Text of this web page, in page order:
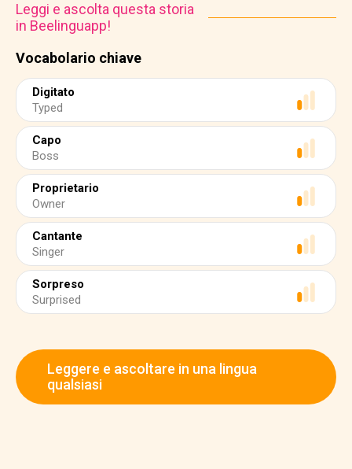
Vocabolario chiave
Digitato
Typed
Capo
Boss
Proprietario
Owner
Cantante
Singer
Sorpreso
Surprised
Leggi e ascolta questa storia
in Beelinguapp!
Leggere e ascoltare in una lingua
qualsiasi